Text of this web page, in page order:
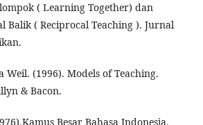
( Learning Together) dan
Balik ( Reciprocal Teaching ). Jurnal
Weil. (1996). Models of Teaching.
& Bacon.
Besar Bahasa Indonesia.